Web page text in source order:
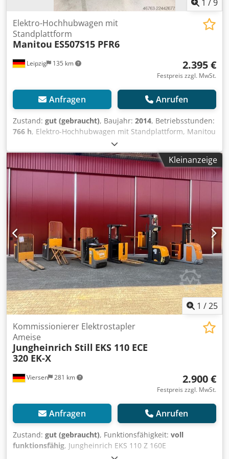
1 /9
Leipzig 135 km
Elektro-Hochhubwagen mit
Standplattform
Manitou ES507S15 PFR6
2.395 €
Festpreis zzgl. MwSt.
Anfragen Anrufen
Zustand: gut (gebraucht), Baujahr: 2014, Betriebsstunden:
766 h, Elektro-Hochhubwagen mit Standplattform, Manitou
– gebraucht - : Preis ab Standort: nur 2.395.-€ (netto)!
Hersteller: Manitou Modell: Manilec Typ: ES507S15 PFR6
Baujahr: 2014 Seriennummer: 941824 Hubhöhe: 1,47m
Nominale Tragkraft. 700kg Betriebsstunden: ca. 766h
Eigengewicht: ca. 1.240kg 24V, Crjdpfxszp Rzzs Aa Dsf
Batteriegewicht: min.: 189kg / max.: 304kg Zustand: gut
Verfügbar: ab sofort Standort: Leipzig
Kleinanzeige
1 /25
Viersen 281 km
Kommissionierer Elektrostapler
Ameise
Jungheinrich Still EKS 110 ECE
320 EK-X
2.900 €
Festpreis zzgl. MwSt.
Anfragen Anrufen
Zustand: gut (gebraucht), Funktionsfähigkeit: voll
funktionsfähig, Jungheinrich EKS 110 Z 160E
Kommissionierer: - regelmäßig von Jungheinrich gewartet -